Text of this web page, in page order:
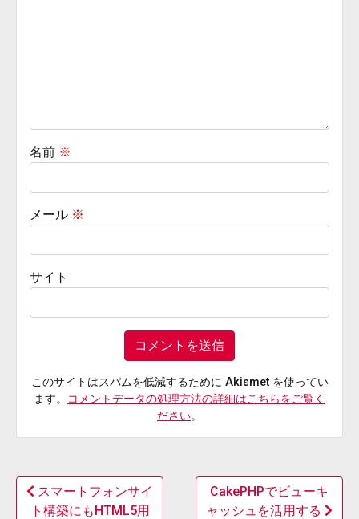
名前 ※
メール ※
サイト
このサイトはスパムを低減するために Akismet を使ってい
ます。
コメントデータの処理方法の詳細はこちらをご覧く
ださい。
スマートフォンサイ
ト構築にもHTML5用
CakePHPでビューキ
ャッシュを活用する